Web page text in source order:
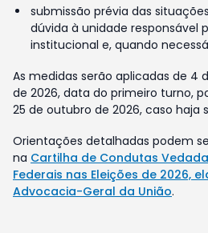
submissão prévia das
dúvida à unidade responsável
institucional e, quando
As medidas serão aplicadas de 4
de 2026, data do primeiro turno,
25 de outubro de 2026, caso haja
Orientações detalhadas podem
na Cartilha de Condutas
Federais nas Eleições de 2026,
Advocacia-Geral da União.